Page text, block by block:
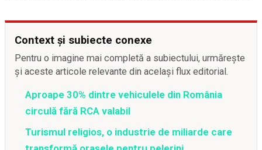
Context și subiecte conexe
Pentru o imagine mai completă a subiectului, urmărește
și aceste articole relevante din același flux editorial.
Aproape 30% dintre vehiculele din România
circulă fără RCA valabil
Turismul religios, o industrie de miliarde care